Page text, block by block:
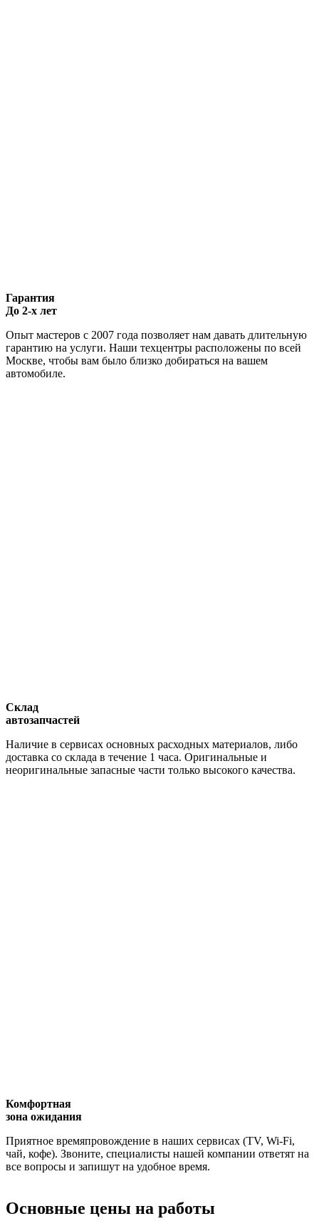
Гарантия
До 2-х лет
Опыт мастеров с 2007 года позволяет нам давать длительную
гарантию на услуги. Наши техцентры расположены по всей
Москве, чтобы вам было близко добираться на вашем
автомобиле.
Склад
автозапчастей
Наличие в сервисах основных расходных материалов, либо
доставка со склада в течение 1 часа. Оригинальные и
неоригинальные запасные части только высокого качества.
Комфортная
зона ожидания
Приятное времяпровождение в наших сервисах (TV, Wi-Fi,
чай, кофе). Звоните, специалисты нашей компании ответят на
все вопросы и запишут на удобное время.
Основные цены на работы